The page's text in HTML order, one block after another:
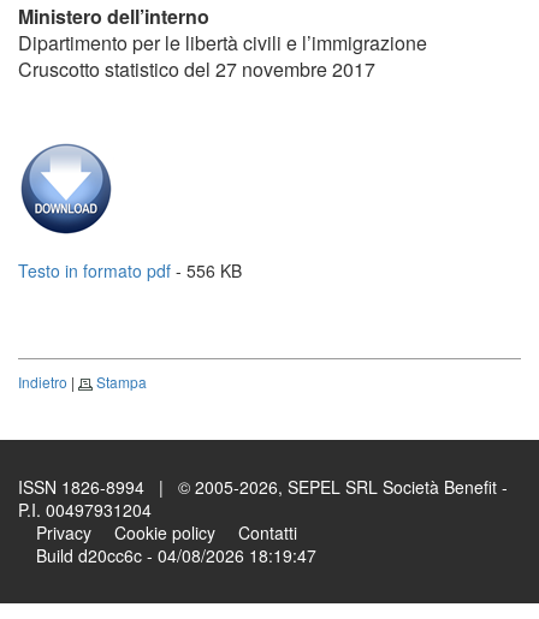
Ministero dell’interno
Dipartimento per le libertà civili e l’immigrazione
Cruscotto statistico del 27 novembre 2017
Testo in formato pdf - 556 KB
Indietro | Stampa
ISSN 1826-8994 | © 2005-2026, SEPEL SRL Società Benefit -
P.I. 00497931204
Privacy
Cookie policy
Contatti
Build d20cc6c - 04/08/2026 18:19:47